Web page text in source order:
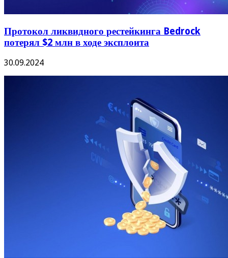
Протокол ликвидного рестейкинга Bedrock
потерял $2 млн в ходе эксплоита
30.09.2024